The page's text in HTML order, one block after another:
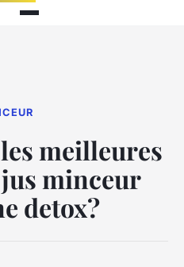
meilleures
minceur
detox?